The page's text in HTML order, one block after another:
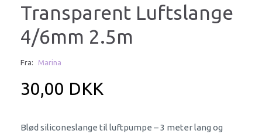
Transparent Luftslange
4/6mm 2.5m
Fra: Marina
30,00 DKK
Blød siliconeslange til luftpumpe – 3 meter lang og